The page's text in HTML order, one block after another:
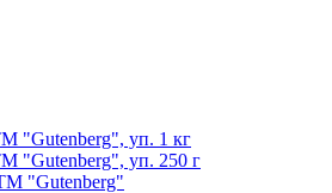
"Gutenberg", уп. 1 кг
"Gutenberg", уп. 250 г
"Gutenberg"